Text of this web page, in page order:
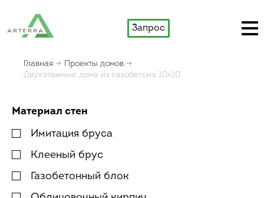
Запрос
Главная
Проекты домов
Двухэтажные дома из газобетона 10х10
Материал стен
Имитация бруса
Клееный брус
Газобетонный блок